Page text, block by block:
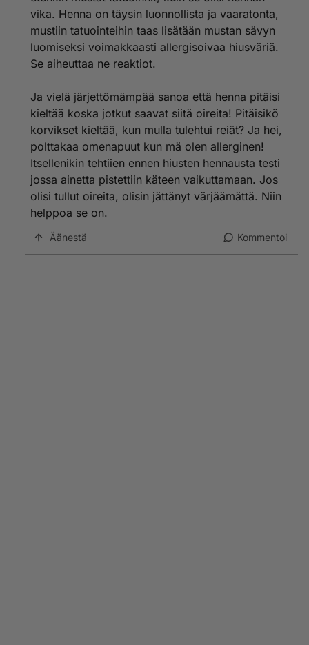
vika. Henna on täysin luonnollista ja vaaratonta,
mustiin tatuointeihin taas lisätään mustan sävyn
luomiseksi voimakkaasti allergisoivaa hiusväriä.
Se aiheuttaa ne reaktiot.
Ja vielä järjettömämpää sanoa että henna pitäisi
kieltää koska jotkut saavat siitä oireita! Pitäisikö
korvikset kieltää, kun mulla tulehtui reiät? Ja hei,
polttakaa omenapuut kun mä olen allerginen!
Itsellenikin tehtiien ennen hiusten hennausta testi
jossa ainetta pistettiin käteen vaikuttamaan. Jos
olisi tullut oireita, olisin jättänyt värjäämättä. Niin
helppoa se on.
Äänestä Kommentoi